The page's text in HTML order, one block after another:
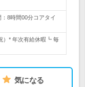
8時間00分コアタイ
）* 年次有給休暇┗ 毎
気になる